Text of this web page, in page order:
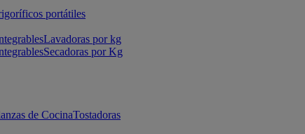
portátiles
Lavadoras por kg
Secadoras por Kg
de CocinaTostadoras